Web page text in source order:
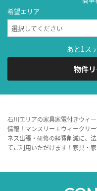
希望エリア
あと1ス
物件
石川エリアの家具家電付きウィ
情報！マンスリー＋ウィークリ
ネス出張・研修の経費削減に、
てご利用いただけます！家具・